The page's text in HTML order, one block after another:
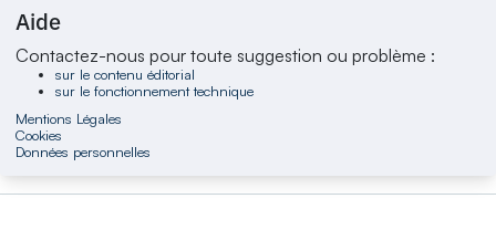
Aide
Contactez-nous pour toute suggestion ou problème :
sur le contenu éditorial
sur le fonctionnement technique
Mentions Légales
Cookies
Données personnelles